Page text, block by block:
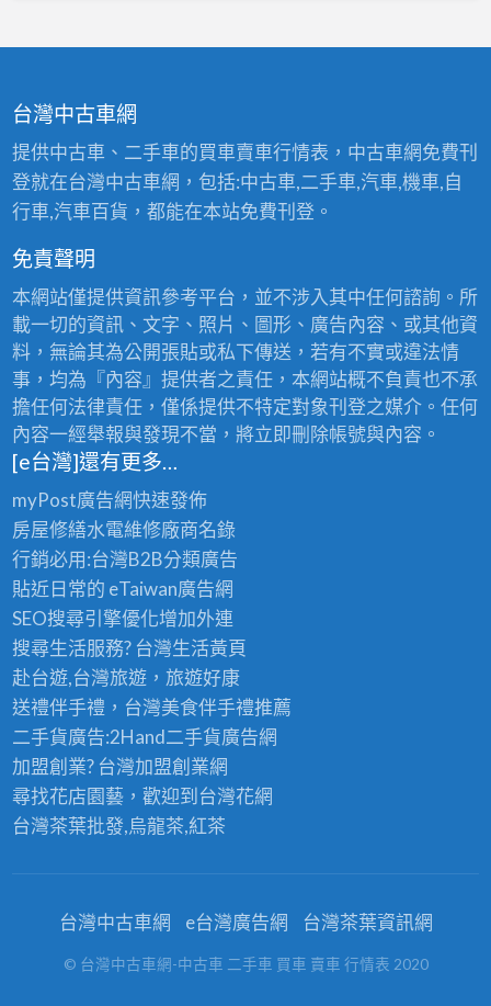
台灣中古車網
提供中古車、二手車的買車賣車行情表，中古車網免費刊
登就在台灣中古車網，包括:中古車,二手車,汽車,機車,自
行車,汽車百貨，都能在本站免費刊登。
免責聲明
本網站僅提供資訊參考平台，並不涉入其中任何諮詢。所
載一切的資訊、文字、照片、圖形、廣告內容、或其他資
料，無論其為公開張貼或私下傳送，若有不實或違法情
事，均為『內容』提供者之責任，本網站概不負責也不承
擔任何法律責任，僅係提供不特定對象刊登之媒介。任何
內容一經舉報與發現不當，將立即刪除帳號與內容。
[e台灣]還有更多…
myPost廣告網快速發佈
房屋修繕水電維修廠商名錄
行銷必用:台灣B2B分類廣告
貼近日常的 eTaiwan廣告網
SEO搜尋引擎優化增加外連
搜尋生活服務? 台灣生活黃頁
赴台遊,台灣旅遊，旅遊好康
送禮伴手禮，台灣美食伴手禮推薦
二手貨廣告:2Hand二手貨廣告網
加盟創業? 台灣加盟創業網
尋找花店園藝，歡迎到 台灣花網
台灣茶葉批發,烏龍茶,紅茶
台灣中古車網 e台灣廣告網 台灣茶葉資訊網
© 台灣中古車網-中古車 二手車 買車 賣車 行情表 2020